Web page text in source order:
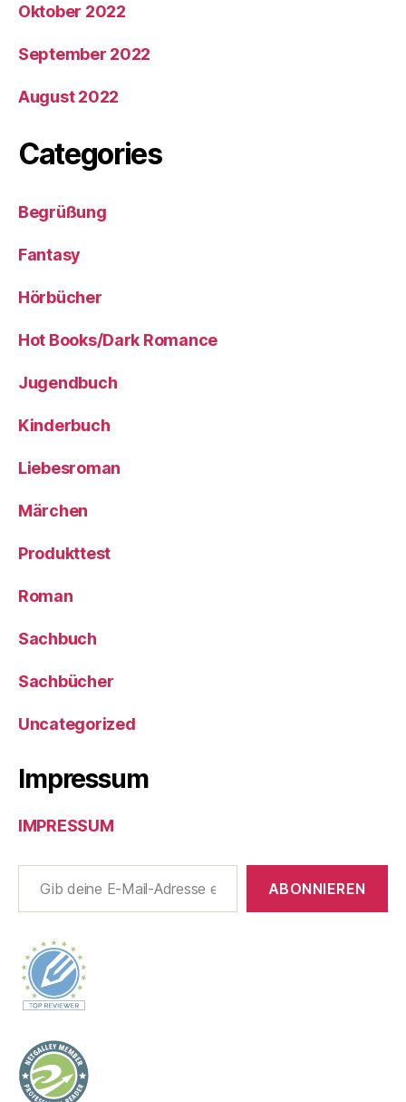
Oktober 2022
September 2022
August 2022
Categories
Begrüßung
Fantasy
Hörbücher
Hot Books/Dark Romance
Jugendbuch
Kinderbuch
Liebesroman
Märchen
Produkttest
Roman
Sachbuch
Sachbücher
Uncategorized
Impressum
IMPRESSUM
Gib deine E-Mail-Adresse ein ...
ABONNIEREN